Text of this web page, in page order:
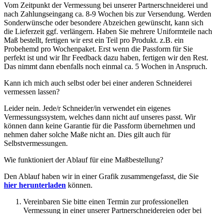
Vom Zeitpunkt der Vermessung bei unserer Partnerschneiderei und
nach Zahlungseingang ca. 8-9 Wochen bis zur Versendung. Werden
Sonderwünsche oder besondere Abzeichen gewünscht, kann sich
die Lieferzeit ggf. verlängern. Haben Sie mehrere Uniformteile nach
Maß bestellt, fertigen wir erst ein Teil pro Produkt. z.B. ein
Probehemd pro Wochenpaket. Erst wenn die Passform für Sie
perfekt ist und wir Ihr Feedback dazu haben, fertigen wir den Rest.
Das nimmt dann ebenfalls noch einmal ca. 5 Wochen in Anspruch.
Kann ich mich auch selbst oder bei einer anderen Schneiderei
vermessen lassen?
Leider nein. Jede/r Schneider/in verwendet ein eigenes
Vermessungssystem, welches dann nicht auf unseres passt. Wir
können dann keine Garantie für die Passform übernehmen und
nehmen daher solche Maße nicht an. Dies gilt auch für
Selbstvermessungen.
Wie funktioniert der Ablauf für eine Maßbestellung?
Den Ablauf haben wir in einer Grafik zusammengefasst, die Sie
hier herunterladen können.
Vereinbaren Sie bitte einen Termin zur professionellen
Vermessung in einer unserer Partnerschneidereien oder bei